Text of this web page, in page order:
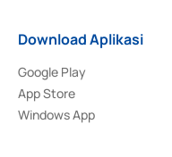
Download Aplikasi
Google Play
App Store
Windows App